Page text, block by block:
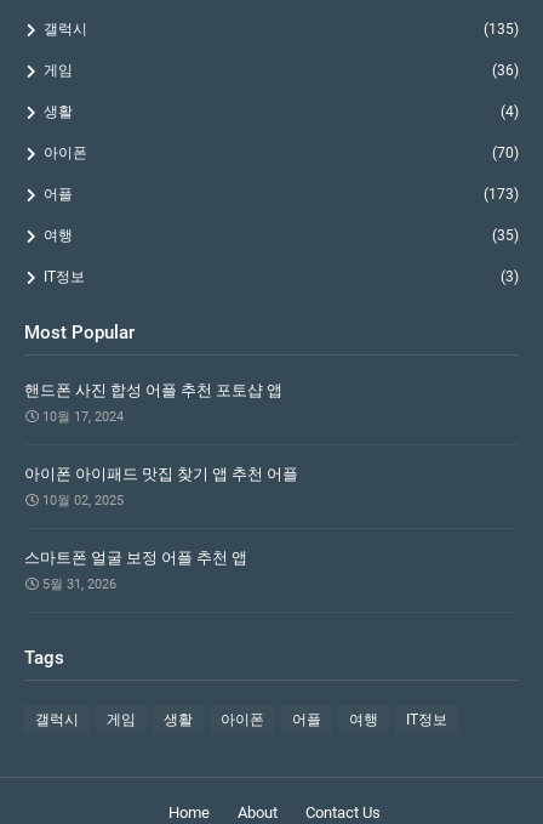
갤럭시 (135)
게임 (36)
생활 (4)
아이폰 (70)
어플 (173)
여행 (35)
IT정보 (3)
Most Popular
핸드폰 사진 합성 어플 추천 포토샵 앱
10월 17, 2024
아이폰 아이패드 맛집 찾기 앱 추천 어플
10월 02, 2025
스마트폰 얼굴 보정 어플 추천 앱
5월 31, 2026
Tags
갤럭시 게임 생활 아이폰 어플 여행 IT정보
Home About Contact Us